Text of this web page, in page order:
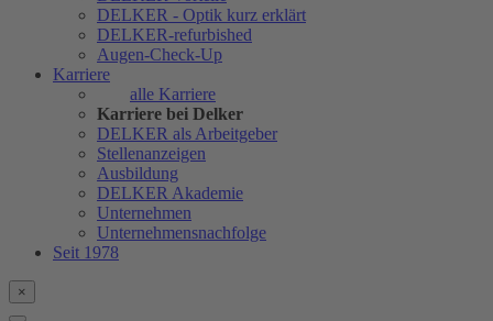
DELKER - Optik kurz erklärt
DELKER-refurbished
Augen-Check-Up
Karriere
alle Karriere
Karriere bei Delker
DELKER als Arbeitgeber
Stellenanzeigen
Ausbildung
DELKER Akademie
Unternehmen
Unternehmensnachfolge
Seit 1978
×